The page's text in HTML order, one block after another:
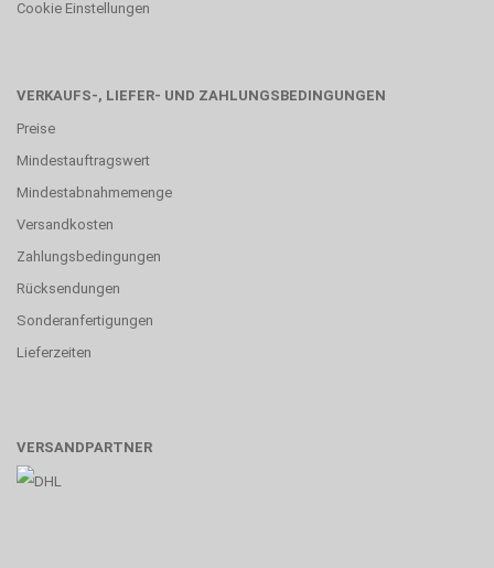
Cookie Einstellungen
VERKAUFS-, LIEFER- UND ZAHLUNGSBEDINGUNGEN
Preise
Mindestauftragswert
Mindestabnahmemenge
Versandkosten
Zahlungsbedingungen
Rücksendungen
Sonderanfertigungen
Lieferzeiten
VERSANDPARTNER